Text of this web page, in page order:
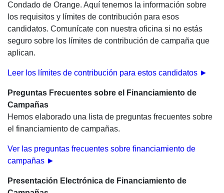
Condado de Orange. Aquí tenemos la información sobre
los requisitos y límites de contribución para esos
candidatos. Comunícate con nuestra oficina si no estás
seguro sobre los límites de contribución de campaña que
aplican.
Leer los límites de contribución para estos candidatos ►
Preguntas Frecuentes sobre el Financiamiento de
Campañas
Hemos elaborado una lista de preguntas frecuentes sobre
el financiamiento de campañas.
Ver las preguntas frecuentes sobre financiamiento de
campañas ►
Presentación Electrónica de Financiamiento de